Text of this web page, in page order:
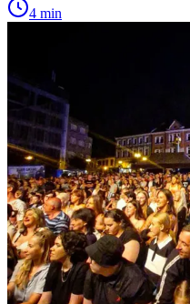
4 min